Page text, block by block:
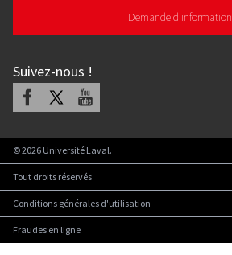
Demande d'information
Suivez-nous !
Facebook Youtube
©2026 Université Laval.
Tout droits réservés
Conditions générales d'utilisation
Fraudes en ligne